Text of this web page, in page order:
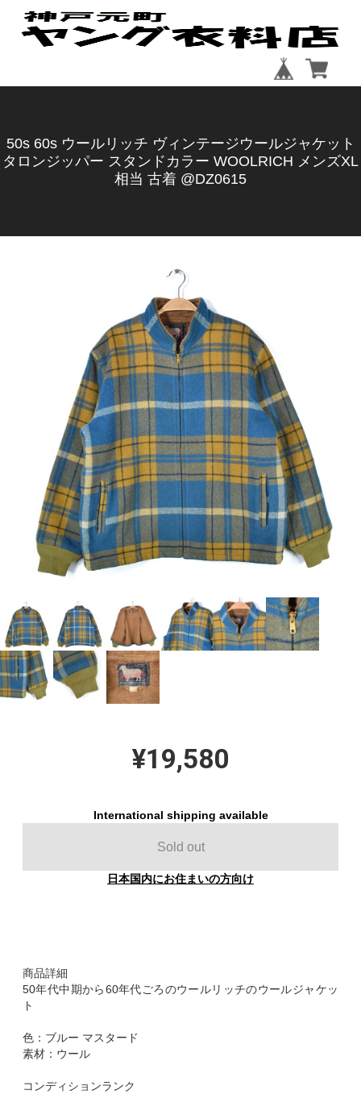
50s 60s ウールリッチ ヴィンテージウールジャケット
タロンジッパー スタンドカラー WOOLRICH メンズXL
相当 古着 @DZ0615
¥19,580
International shipping available
Sold out
日本国内にお住まいの方向け
商品詳細
50年代中期から60年代ごろのウールリッチのウールジャケッ
ト
色：ブルー マスタード
素材：ウール
コンディションランク